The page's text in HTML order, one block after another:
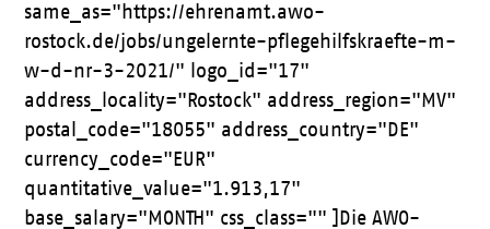
same_as="https://ehrenamt.awo-
rostock.de/jobs/ungelernte-pflegehilfskraefte-m-
w-d-nr-3-2021/" logo_id="17"
address_locality="Rostock" address_region="MV"
postal_code="18055" address_country="DE"
currency_code="EUR"
quantitative_value="1.913,17"
base_salary="MONTH" css_class="" ]Die AWO-